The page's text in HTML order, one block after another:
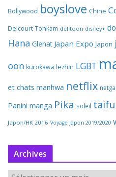
Bollywood boyslove Chine
Delcourt-Tonkam delitoon disney+
Hana Glenat Japan Expo Japon
oon kurokawa lezhin LGBT
et chats manhwa netflix
Panini manga Pika soleil taifu
Japon/HK 2016 Voyage Japon 2019/2020
Archives